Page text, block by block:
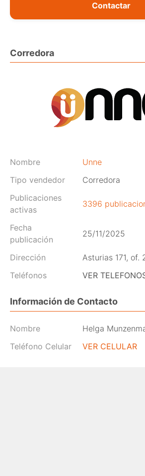
Contactar
Corredora
Nombre
Unne
Tipo vendedor
Corredora
Publicaciones
activas
3396
Fecha
publicación
25/11/2025
Dirección
Asturias 171, of.
Teléfonos
VER
Información de Contacto
Nombre
Helga
Teléfono Celular
VER CELULAR